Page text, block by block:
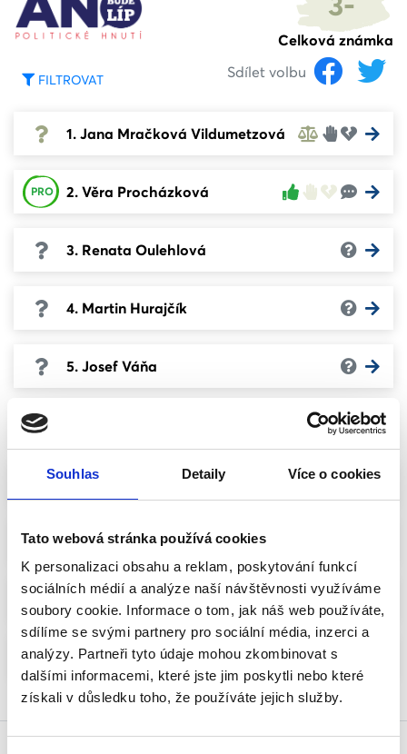
Souhlas Detaily Více o cookies
Tato webová stránka používá cookies
K personalizaci obsahu a reklam, poskytování funkcí
sociálních médií a analýze naší návštěvnosti využíváme
soubory cookie. Informace o tom, jak náš web používáte,
sdílíme se svými partnery pro sociální média, inzerci a
analýzy. Partneři tyto údaje mohou zkombinovat s
dalšími informacemi, které jste jim poskytli nebo které
získali v důsledku toho, že používáte jejich služby.
Celková známka
FILTROVAT Sdílet volbu
1. Jana Mračková Vildumetzová
PRO 2. Věra Procházková
3. Renata Oulehlová
4. Martin Hurajčík
5. Josef Váňa
7. Jan Kropáček
8. Petr Kubis
9. Ludmila Vocelková
10. Zdeněk Hrkal